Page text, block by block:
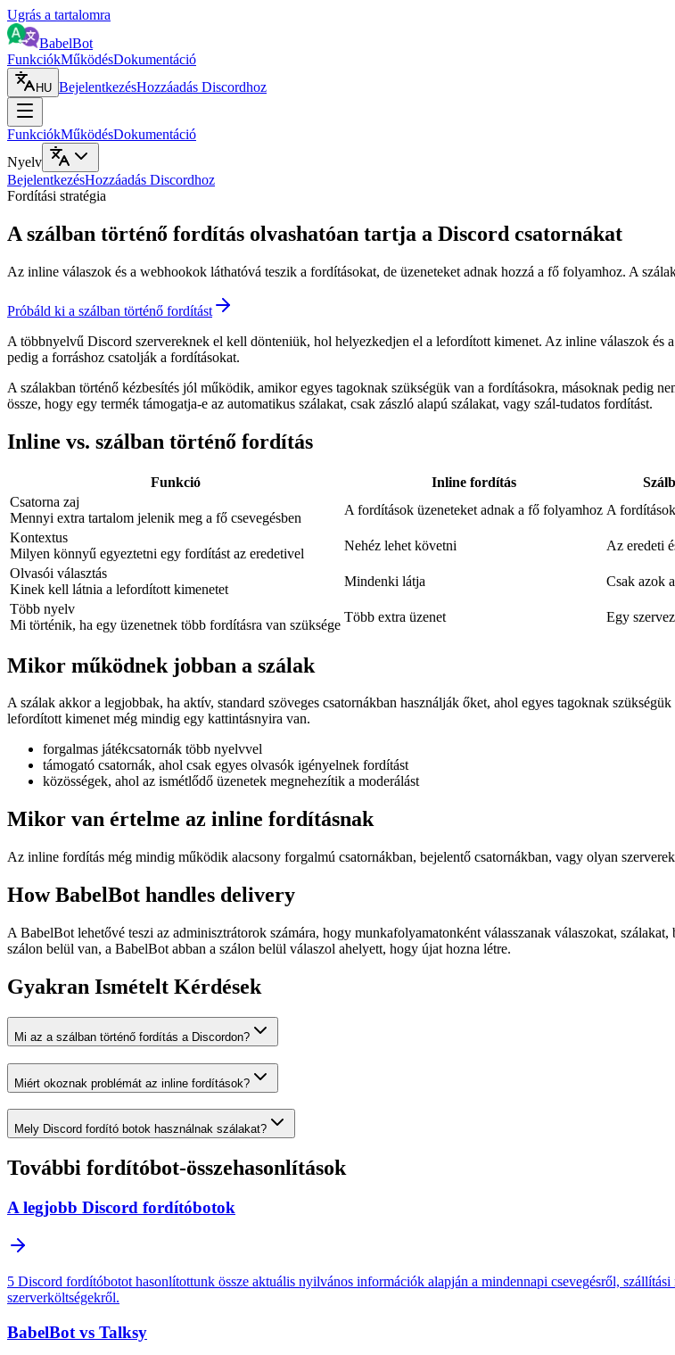
Ugrás a tartalomra
BabelBot
FunkciókMűködésDokumentáció
HU BejelentkezésHozzáadás Discordhoz
FunkciókMűködésDokumentáció
Nyelv
BejelentkezésHozzáadás Discordhoz
Fordítási stratégia
A szálban történő fordítás olvashatóan tartja a Discord csatornákat
Az inline válaszok és a webhookok láthatóvá teszik a fordításokat, de üzeneteket adnak hozzá a fő folyamhoz. A
Próbáld ki a szálban történő fordítást
A többnyelvű Discord szervereknek el kell dönteniük, hol helyezkedjen el a lefordított kimenet. Az inline válaszok
pedig a forráshoz csatolják a fordításokat.
A szálakban történő kézbesítés jól működik, amikor egyes tagoknak szükségük van a fordításokra, másoknak pedig
össze, hogy egy termék támogatja-e az automatikus szálakat, csak zászló alapú szálakat, vagy szál-tudatos fordítást.
Inline vs. szálban történő fordítás
Funkció Inline fordítás
Csatorna zaj
Mennyi extra tartalom jelenik meg a fő csevegésben
A fordítások üzeneteket adnak a fő folyamhoz A
Kontextus
Milyen könnyű egyeztetni egy fordítást az eredetivel
Nehéz lehet követni
Az eredeti
Olvasói választás
Kinek kell látnia a lefordított kimenetet
Mindenki látja
Csak azok
Több nyelv
Mi történik, ha egy üzenetnek több fordításra van szüksége
Több extra üzenet Egy
Mikor működnek jobban a szálak
A szálak akkor a legjobbak, ha aktív, standard szöveges csatornákban használják őket, ahol egyes tagoknak
lefordított kimenet még mindig egy kattintásnyira van.
forgalmas játékcsatornák több nyelvvel
támogató csatornák, ahol csak egyes olvasók igényelnek fordítást
közösségek, ahol az ismétlődő üzenetek megnehezítik a moderálást
Mikor van értelme az inline fordításnak
Az inline fordítás még mindig működik alacsony forgalmú csatornákban, bejelentő csatornákban, vagy olyan
How BabelBot handles delivery
A BabelBot lehetővé teszi az adminisztrátorok számára, hogy munkafolyamatonként válasszanak válaszokat,
szálon belül van, a BabelBot abban a szálon belül válaszol ahelyett, hogy újat hozna létre.
Gyakran Ismételt Kérdések
Mi az a szálban történő fordítás a Discordon?
Miért okoznak problémát az inline fordítások?
Mely Discord fordító botok használnak szálakat?
További fordítóbot-összehasonlítások
A legjobb Discord fordítóbotok
5 Discord fordítóbotot hasonlítottunk össze aktuális nyilvános információk alapján a mindennapi csevegésről,
szerverköltségekről.
BabelBot vs Talksy